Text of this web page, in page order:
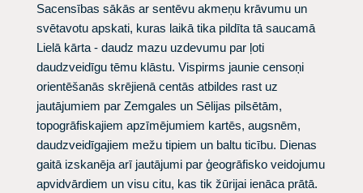
Sacensības sākās ar sentēvu akmeņu krāvumu un
svētavotu apskati, kuras laikā tika pildīta tā saucamā
Lielā kārta - daudz mazu uzdevumu par ļoti
daudzveidīgu tēmu klāstu. Vispirms jaunie censoņi
orientēšanās skrējienā centās atbildes rast uz
jautājumiem par Zemgales un Sēlijas pilsētām,
topogrāfiskajiem apzīmējumiem kartēs, augsnēm,
daudzveidīgajiem mežu tipiem un baltu ticību. Dienas
gaitā izskanēja arī jautājumi par ģeogrāfisko veidojumu
apvidvārdiem un visu citu, kas tik žūrijai ienāca prātā.